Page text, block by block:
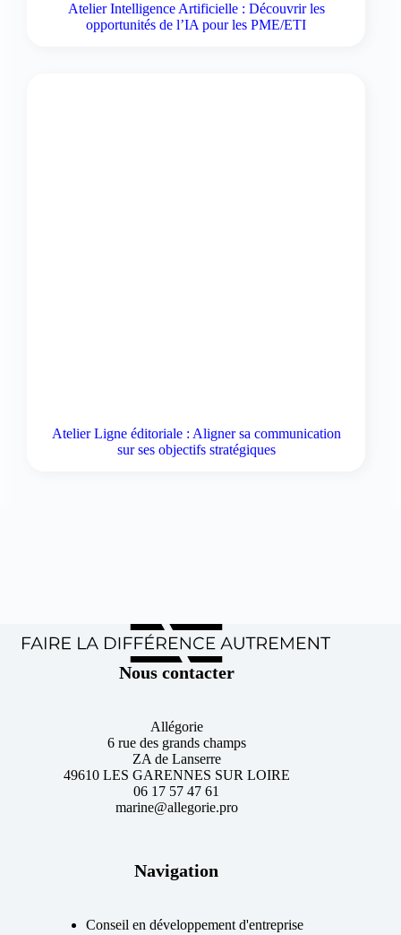
Atelier Intelligence Artificielle : Découvrir les
opportunités de l’IA pour les PME/ETI
Atelier Ligne éditoriale : Aligner sa communication
sur ses objectifs stratégiques
Nous contacter
Allégorie
6 rue des grands champs
ZA de Lanserre
49610 LES GARENNES SUR LOIRE
06 17 57 47 61
marine@allegorie.pro
Navigation
Conseil en développement d'entreprise